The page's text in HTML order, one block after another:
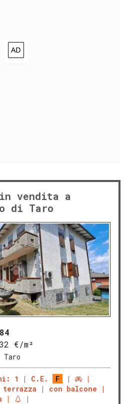
vendita a
di Taro
€/m²
Taro
1 C.E.
F
terrazza
con balcone